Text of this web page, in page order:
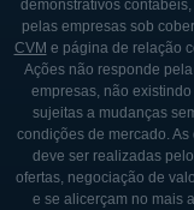
demonstrativos
pelas empresas sob
CVM e página de relação
Ações não responde
empresas, não
sujeitas a mudanças
condições de mercado.
deve ser realizadas
ofertas, negociação de
e se alicerçam no mais